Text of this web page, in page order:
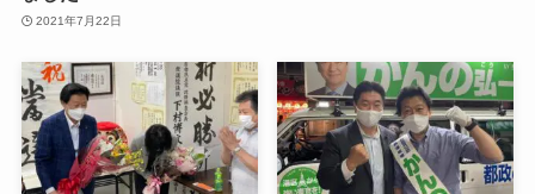
2021年7月22日